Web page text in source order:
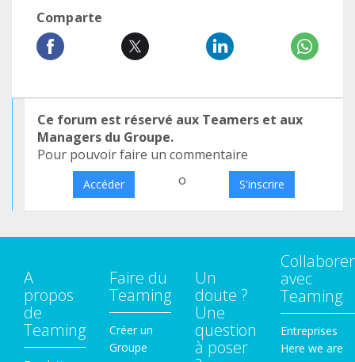
Comparte
Ce forum est réservé aux Teamers et aux
Managers du Groupe.
Pour pouvoir faire un commentaire
Accéder o S'inscrire
A
propos
de
Teaming
Faire du
Teaming
Créer un
Groupe
Un
doute ?
Une
question
à poser
Collaborer
avec
Teaming
Entreprises
Here we are